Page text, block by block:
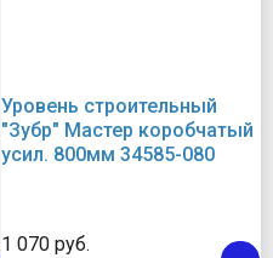
Уровень строительный
"Зубр" Мастер коробчатый
усил. 800мм 34585-080
1 070 руб.